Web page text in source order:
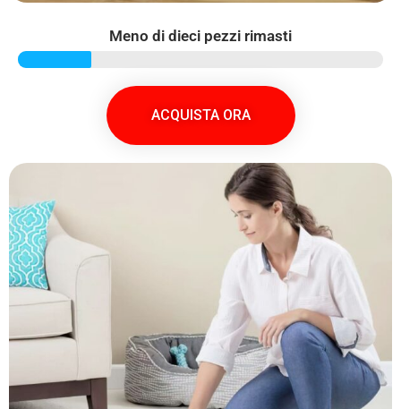
Meno di dieci pezzi rimasti
ACQUISTA ORA